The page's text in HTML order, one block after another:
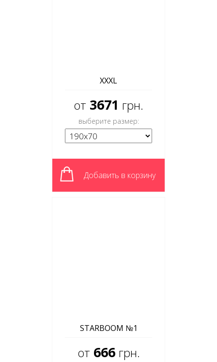
XXXL
от 3671 грн.
выберите размер:
Добавить в корзину
STARBOOM №1
от 666 грн.